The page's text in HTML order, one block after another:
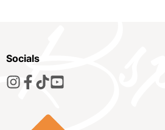
Socials